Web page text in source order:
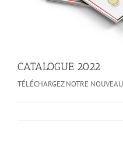
CATALOGUE 2022
TÉLÉCHARGEZ NOTRE